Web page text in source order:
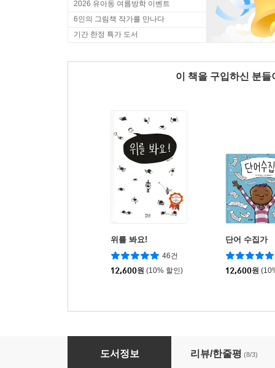
2026 유아동 여름방학 이벤트
6인의 그림책 작가를 만나다
기간 한정 특가 도서
이 책을 구입하신 분
위를 봐요!
46건
12,600원 (10% 할인)
단어 수집가
12,600원
싸움에 관한 위대한 책
도서정보 리뷰/한줄평 (8/3)